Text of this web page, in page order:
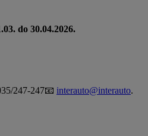
do 30.04.2026.
247-247📧 interauto@interauto.